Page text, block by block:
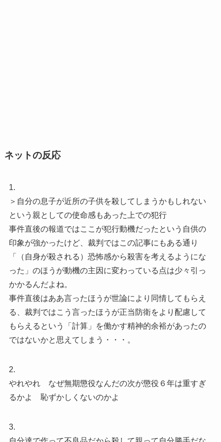
ネットの反応
1.
＞自分の息子が近所の子供を殺してしまうかもしれない
という親としての使命感もあった上での犯行
事件直後の報道ではここが犯行動機だったという自供の
印象が強かったけど、裁判ではこの記事にもある通り
「（自身が殺される）恐怖感から殺害を考えるようにな
った」のほうが動機の主因に変わっている点は少々引っ
かかるんだよね。
事件直後はああ言ったほうが世論により同情してもらえ
る、裁判ではこう言ったほうが正当防衛をより配慮して
もらえるという「計算」を働かす精神的余裕があったの
ではないかと思えてしまう・・・。
2.
やれやれ なぜ無期懲役なんだの次が懲役６年は重すぎ
るかよ 恥ずかしくないのかよ
3.